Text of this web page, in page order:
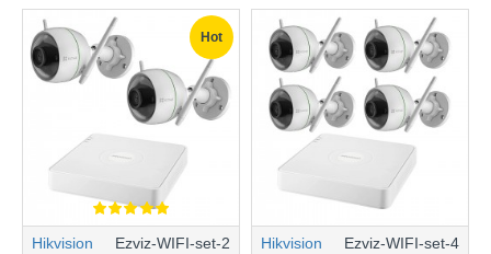
Hot
Hikvision Ezviz-WIFI-set-2 Hikvision Ezviz-WIFI-set-4